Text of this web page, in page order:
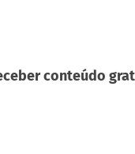
conteúdo